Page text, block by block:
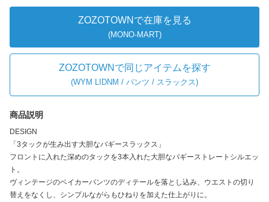
ZOZOTOWNで在庫を見る
(MONO-MART)
ZOZOTOWNで同じアイテムを探す
(WYM LIDNM / パンツ / スラックス)
商品説明
DESIGN
「3タックが生み出す大胆なバギースラックス」
フロントに入れた深めのタックを3本入れた大胆なバギーストレートシルエッ
ト。
ヴィンテージのベイカーパンツのディテールを落とし込み、ウエストの切り
替えをなくし、シンプルながらもひねりを加えた仕上がりに。